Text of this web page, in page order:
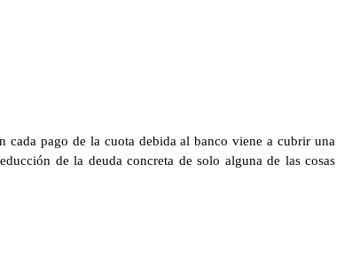
cada pago de la cuota debida al banco viene a cubrir una
de la deuda concreta de solo alguna de las cosas